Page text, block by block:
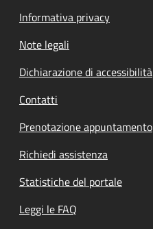
Informativa privacy
Note legali
Dichiarazione di accessibilità
Contatti
Prenotazione appuntamento
Richiedi assistenza
Statistiche del portale
Leggi le FAQ